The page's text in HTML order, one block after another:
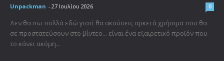
Unpackman - 27 Ιουλίου 2026 0
Δεν θα πω πολλά εδώ γιατί θα ακούσεις αρκετά χρήσιμα που θα
σε προστατεύσουν στο βίντεο... είναι ένα εξαιρετικό προϊόν που
το κάνει ακόμη...